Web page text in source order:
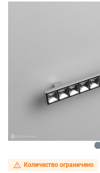
Количество ограничено